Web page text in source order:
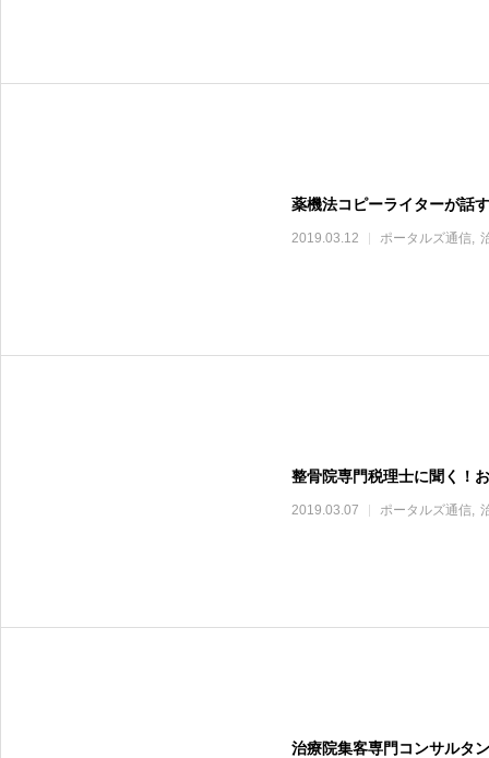
薬機法コピーライターが話
2019.03.12 ポータルズ通信
整骨院専門税理士に聞く！
2019.03.07 ポータルズ通信
治療院集客専門コンサルタ